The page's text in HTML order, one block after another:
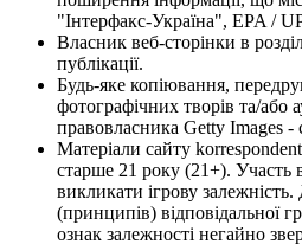
"Інтерфакс-Україна", EPA /
Власник веб-сторінки в
публікації.
Будь-яке копіювання,
фотографічних творів та/або
правовласника Getty Images -
Матеріали сайту
старше 21 року (21+). Участь
викликати ігрову
(принципів) відповідальної
ознак залежності негайно